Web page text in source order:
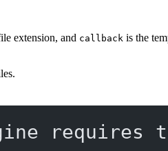
extension, and callback is the
requires